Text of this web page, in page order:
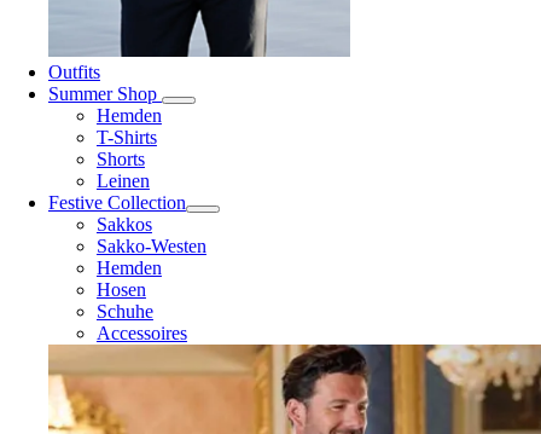
Outfits
Summer Shop
Hemden
T-Shirts
Shorts
Leinen
Festive Collection
Sakkos
Sakko-Westen
Hemden
Hosen
Schuhe
Accessoires